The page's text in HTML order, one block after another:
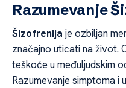
Razumevanje
Šizofrenija je ozbiljan
značajno uticati na život.
teškoće u međuljudskim
Razumevanje simptoma